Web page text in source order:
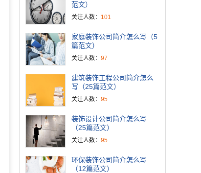
范文）
关注人数： 101
家庭装饰公司简介怎么写（5
篇范文）
关注人数： 97
建筑装饰工程公司简介怎么
写（25篇范文）
关注人数： 95
装饰设计公司简介怎么写
（25篇范文）
关注人数： 95
环保装饰公司简介怎么写
（12篇范文）